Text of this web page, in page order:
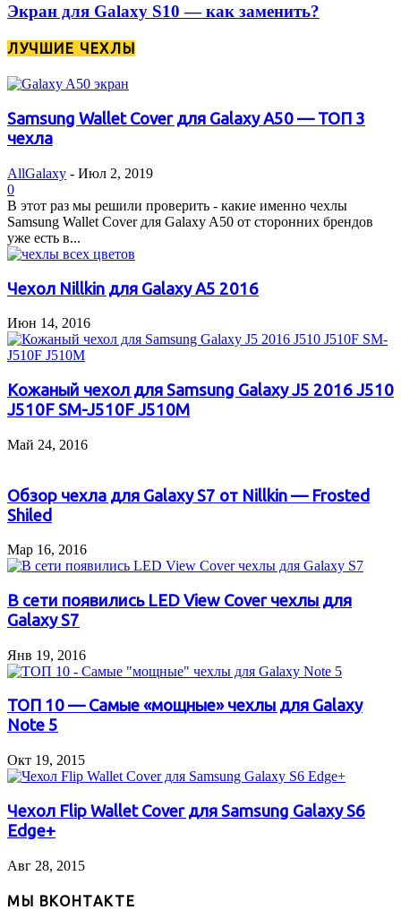
Экран для Galaxy S10 — как заменить?
ЛУЧШИЕ ЧЕХЛЫ
Samsung Wallet Cover для Galaxy A50 — ТОП 3
чехла
AllGalaxy - Июл 2, 2019
0
В этот раз мы решили проверить - какие именно чехлы
Samsung Wallet Cover для Galaxy A50 от сторонних брендов
уже есть в...
Чехол Nillkin для Galaxy A5 2016
Июн 14, 2016
Кожаный чехол для Samsung Galaxy J5 2016 J510
J510F SM-J510F J510M
Май 24, 2016
Обзор чехла для Galaxy S7 от Nillkin — Frosted
Shiled
Мар 16, 2016
В сети появились LED View Cover чехлы для
Galaxy S7
Янв 19, 2016
ТОП 10 — Самые «мощные» чехлы для Galaxy
Note 5
Окт 19, 2015
Чехол Flip Wallet Cover для Samsung Galaxy S6
Edge+
Авг 28, 2015
МЫ ВКОНТАКТЕ